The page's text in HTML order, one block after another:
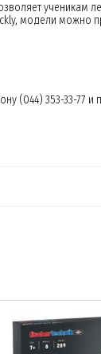
ученикам
модели можно
(044) 353-33-77 и